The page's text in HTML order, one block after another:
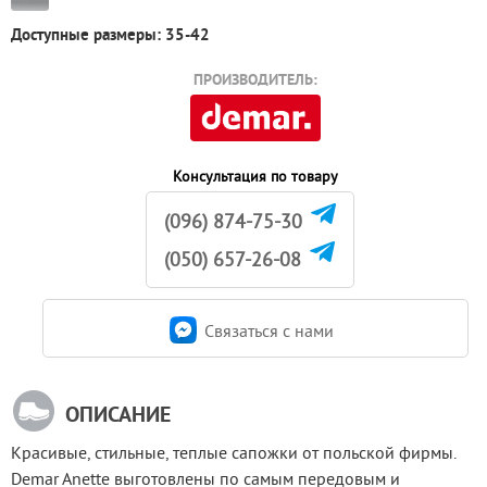
Доступные размеры: 35-42
ПРОИЗВОДИТЕЛЬ:
Консультация по товару
(096) 874-75-30
(050) 657-26-08
Связаться c нами
ОПИСАНИЕ
Красивые, стильные, теплые сапожки от польской фирмы.
Demar Anette выготовлены по самым передовым и